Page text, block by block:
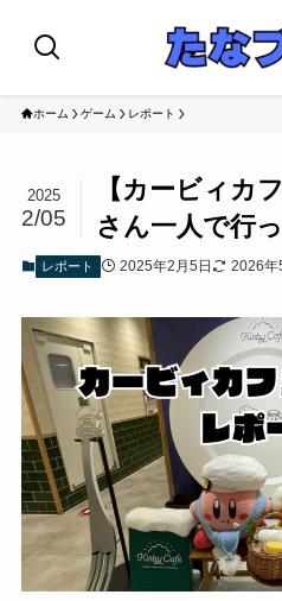
ホーム ゲーム レポート
【カービィカ
さん一人で行
2025
2/05
レポート 2025年2月5日 2026年